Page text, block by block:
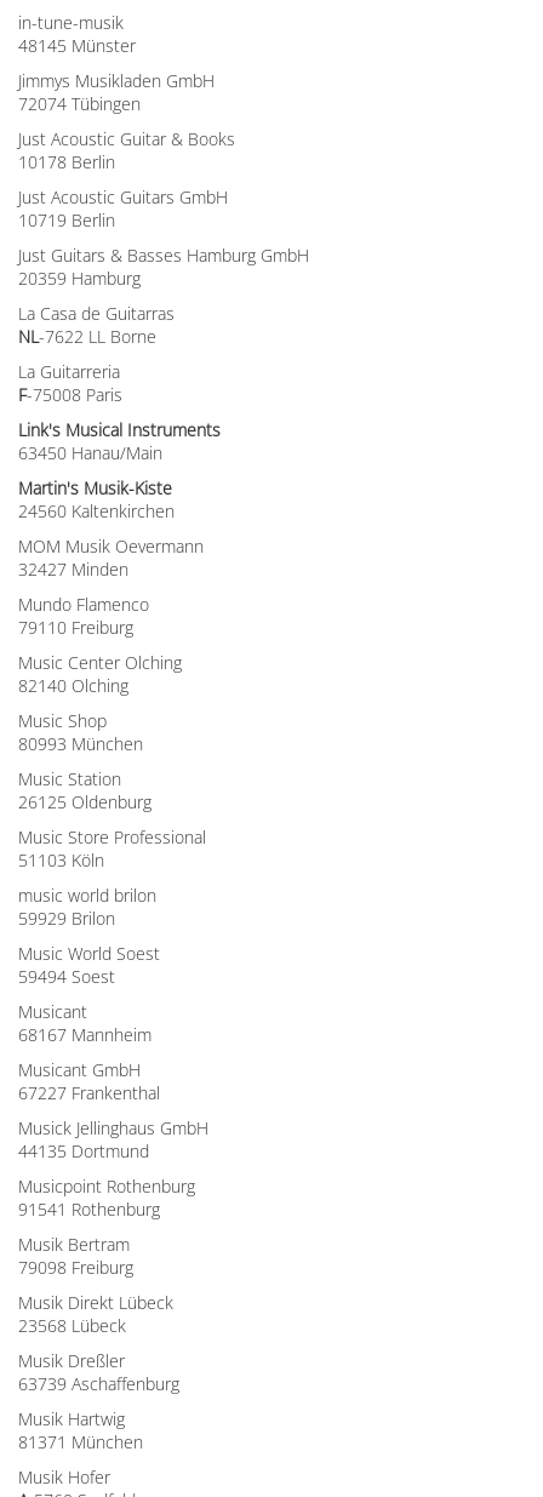
in-tune-musik
48145 Münster
Jimmys Musikladen GmbH
72074 Tübingen
Just Acoustic Guitar & Books
10178 Berlin
Just Acoustic Guitars GmbH
10719 Berlin
Just Guitars & Basses Hamburg GmbH
20359 Hamburg
La Casa de Guitarras
NL-7622 LL Borne
La Guitarreria
F-75008 Paris
Link's Musical Instruments
63450 Hanau/Main
Martin's Musik-Kiste
24560 Kaltenkirchen
MOM Musik Oevermann
32427 Minden
Mundo Flamenco
79110 Freiburg
Music Center Olching
82140 Olching
Music Shop
80993 München
Music Station
26125 Oldenburg
Music Store Professional
51103 Köln
music world brilon
59929 Brilon
Music World Soest
59494 Soest
Musicant
68167 Mannheim
Musicant GmbH
67227 Frankenthal
Musick Jellinghaus GmbH
44135 Dortmund
Musicpoint Rothenburg
91541 Rothenburg
Musik Bertram
79098 Freiburg
Musik Direkt Lübeck
23568 Lübeck
Musik Dreßler
63739 Aschaffenburg
Musik Hartwig
81371 München
Musik Hofer